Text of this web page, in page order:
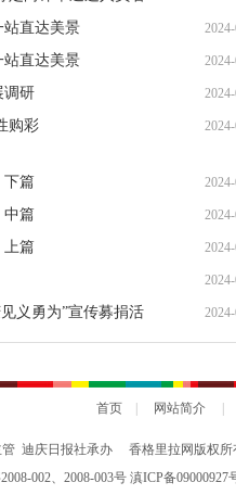
站直达美景
站直达美景
调研
购彩
下篇
中篇
上篇
义勇为”宣传募捐活